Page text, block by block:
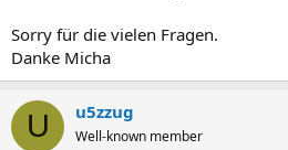
Sorry für die vielen Fragen.
Danke Micha
U u5zzug
Well-known member